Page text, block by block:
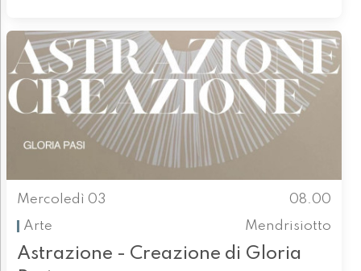
Mercoledì 03
08.00
Arte
Mendrisiotto
Astrazione - Creazione di Gloria